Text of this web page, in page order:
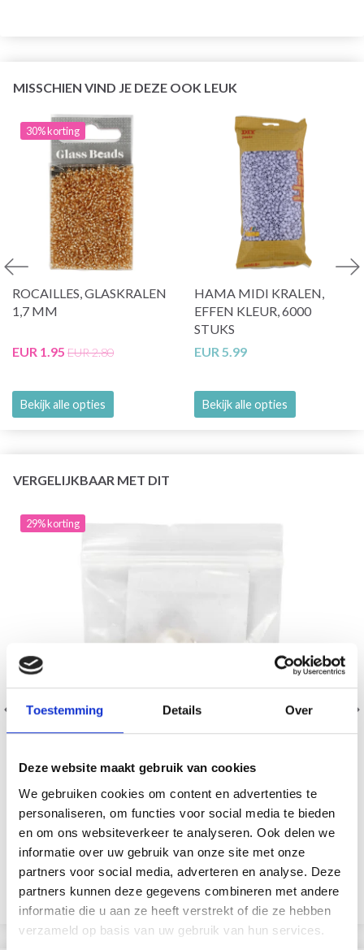
Toestemming Details Over
Deze website maakt gebruik van cookies
We gebruiken cookies om content en advertenties te
personaliseren, om functies voor social media te bieden
en om ons websiteverkeer te analyseren. Ook delen we
informatie over uw gebruik van onze site met onze
partners voor social media, adverteren en analyse. Deze
partners kunnen deze gegevens combineren met andere
informatie die u aan ze heeft verstrekt of die ze hebben
verzameld op basis van uw gebruik van hun services.
MISSCHIEN VIND JE DEZE OOK LEUK
30% korting
ROCAILLES, GLASKRALEN
1,7 MM
EUR 1.95 EUR 2.80
Bekijk alle opties
HAMA MIDI KRALEN,
EFFEN KLEUR, 6000
STUKS
EUR 5.99
Bekijk alle opties
VERGELIJKBAAR MET DIT
29% korting
ZOETWATERPARELS 9-11 MM, 10 ST.
EUR 3.90 EUR 5.55
Bekijk alle opties